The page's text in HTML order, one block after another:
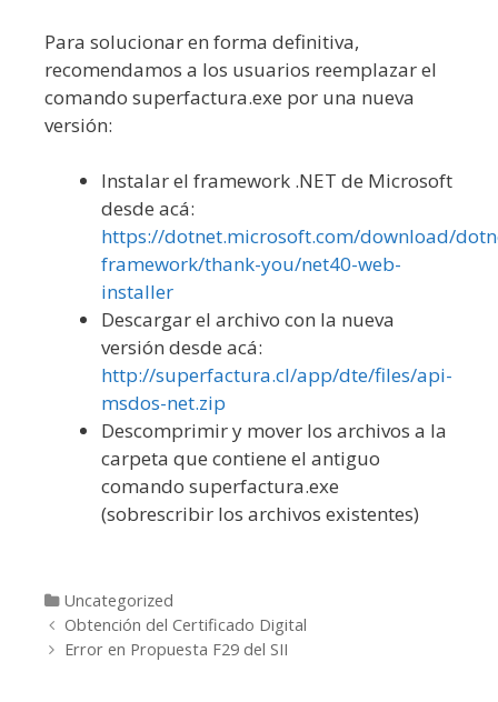
Para solucionar en forma definitiva,
recomendamos a los usuarios reemplazar el
comando superfactura.exe por una nueva
versión:
Instalar el framework .NET de Microsoft
desde acá:
https://dotnet.microsoft.com/download/
framework/thank-you/net40-web-
installer
Descargar el archivo con la nueva
versión desde acá:
http://superfactura.cl/app/dte/files/api-
msdos-net.zip
Descomprimir y mover los archivos a la
carpeta que contiene el antiguo
comando superfactura.exe
(sobrescribir los archivos existentes)
Categories
Uncategorized
Post navigation
Obtención del Certificado Digital
Error en Propuesta F29 del SII